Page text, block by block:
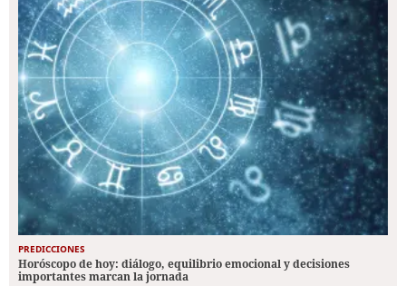
PREDICCIONES
Horóscopo de hoy: diálogo, equilibrio emocional y decisiones
importantes marcan la jornada